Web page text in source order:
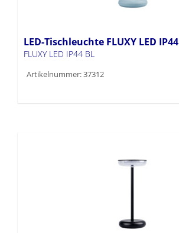
LED-Tischleuchte FLUXY LED IP44
FLUXY LED IP44 BL
Artikelnummer: 37312